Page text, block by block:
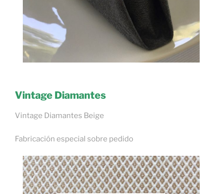
Vintage Diamantes
Vintage Diamantes Beige
Fabricación especial sobre pedido